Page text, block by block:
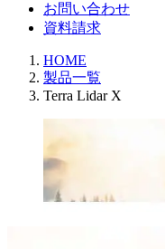
お問い合わせ
資料請求
HOME
製品一覧
Terra Lidar X